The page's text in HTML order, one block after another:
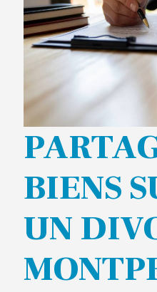
PARTAGE DES
BIENS
UN